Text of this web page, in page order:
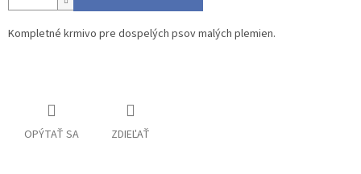
Kompletné krmivo pre dospelých psov malých plemien.
OPÝTAŤ SA ZDIEĽAŤ